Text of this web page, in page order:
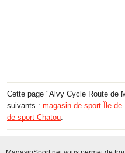
Cette page "Alvy Cycle Route de
suivants : magasin de sport Île-
de sport Chatou.